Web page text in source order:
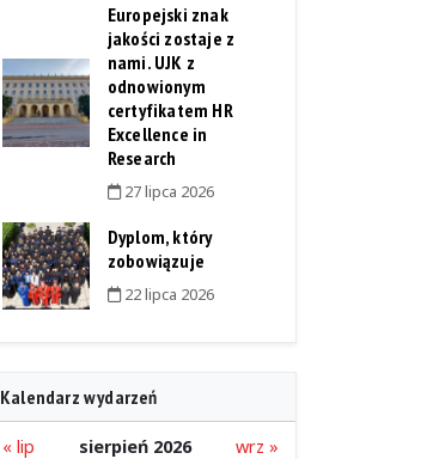
Europejski znak
jakości zostaje z
nami. UJK z
odnowionym
certyfikatem HR
Excellence in
Research
27 lipca 2026
Dyplom, który
zobowiązuje
22 lipca 2026
Kalendarz wydarzeń
« lip sierpień 2026
wrz »